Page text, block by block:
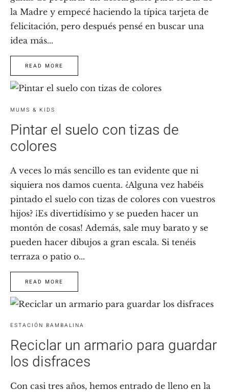
la Madre y empecé haciendo la típica tarjeta de
felicitación, pero después pensé en buscar una
idea más...
READ MORE
MUMS & KIDS
Pintar el suelo con tizas de
colores
A veces lo más sencillo es tan evidente que ni
siquiera nos damos cuenta. ¿Alguna vez habéis
pintado el suelo con tizas de colores con vuestros
hijos? ¡Es divertidísimo y se pueden hacer un
montón de cosas! Además, sale muy barato y se
pueden hacer dibujos a gran escala. Si tenéis
terraza o patio o...
READ MORE
ESTACIÓN BAMBALINA
Reciclar un armario para guardar
los disfraces
Con casi tres años, hemos entrado de lleno en la